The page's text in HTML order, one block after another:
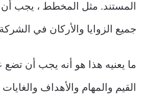
المستند. مثل المخطط ، يجب
جميع الزوايا والأركان في
ما يعنيه هذا هو أنه يجب أن
القيم والمهام والأهداف